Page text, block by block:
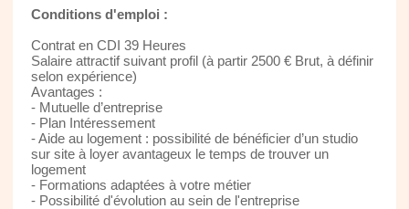
Conditions d'emploi :
Contrat en CDI 39 Heures
Salaire attractif suivant profil (à partir 2500 € Brut, à définir
selon expérience)
Avantages :
- Mutuelle d’entreprise
- Plan Intéressement
- Aide au logement : possibilité de bénéficier d’un studio
sur site à loyer avantageux le temps de trouver un
logement
- Formations adaptées à votre métier
- Possibilité d'évolution au sein de l'entreprise